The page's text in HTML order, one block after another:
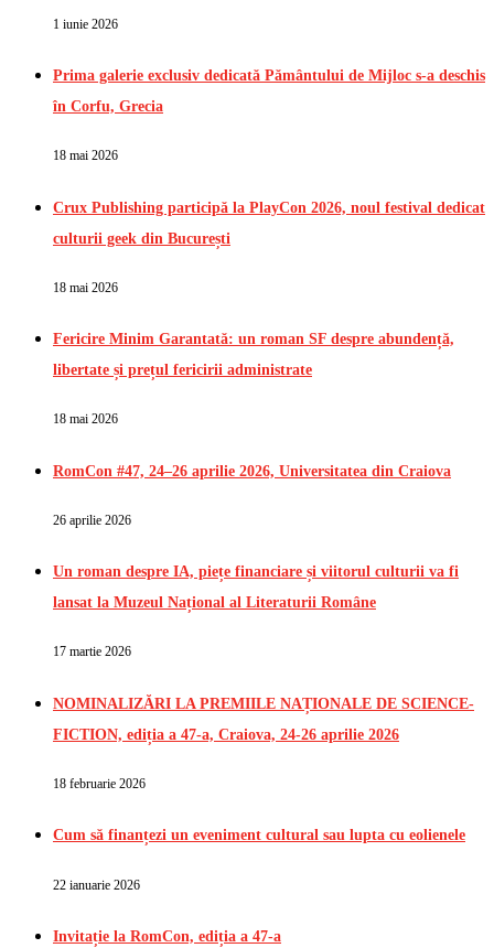
1 iunie 2026
Prima galerie exclusiv dedicată Pământului de Mijloc s-a deschis
în Corfu, Grecia
18 mai 2026
Crux Publishing participă la PlayCon 2026, noul festival dedicat
culturii geek din București
18 mai 2026
Fericire Minim Garantată: un roman SF despre abundență,
libertate și prețul fericirii administrate
18 mai 2026
RomCon #47, 24–26 aprilie 2026, Universitatea din Craiova
26 aprilie 2026
Un roman despre IA, piețe financiare și viitorul culturii va fi
lansat la Muzeul Național al Literaturii Române
17 martie 2026
NOMINALIZĂRI LA PREMIILE NAȚIONALE DE SCIENCE-
FICTION, ediția a 47-a, Craiova, 24-26 aprilie 2026
18 februarie 2026
Cum să finanțezi un eveniment cultural sau lupta cu eolienele
22 ianuarie 2026
Invitație la RomCon, ediția a 47-a